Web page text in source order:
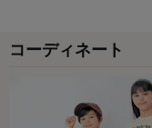
コーディネート